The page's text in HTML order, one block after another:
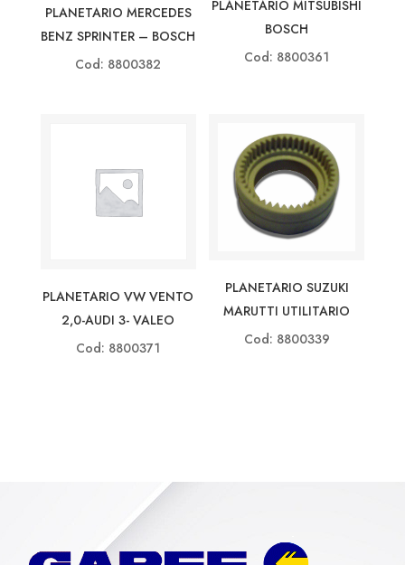
PLANETARIO MERCEDES
BENZ SPRINTER – BOSCH
Cod: 8800382
PLANETARIO MITSUBISHI
BOSCH
Cod: 8800361
PLANETARIO VW VENTO
2,0-AUDI 3- VALEO
Cod: 8800371
PLANETARIO SUZUKI
MARUTTI UTILITARIO
Cod: 8800339